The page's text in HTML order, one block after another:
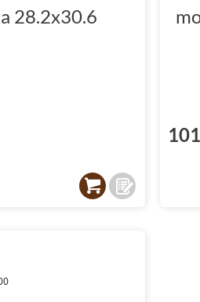
28.2x30.6